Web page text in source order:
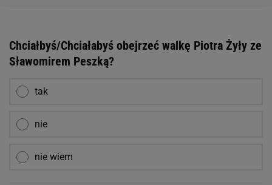
Chciałbyś/Chciałabyś obejrzeć walkę Piotra Żyły ze
Sławomirem Peszką?
tak
nie
nie wiem